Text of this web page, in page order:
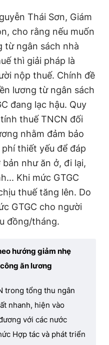
Thái Sơn, Giám
cho rằng nếu muốn
từ ngân sách nhà
thì giải pháp là
nộp thuế. Chính đề
lương từ ngân sách
đang lạc hậu. Quy
thuế TNCN đối
nhằm đảm bảo
thiết yếu để đáp
như ăn ở, đi lại,
Khi mức GTGC
thuế tăng lên. Do
GTGC cho người
đồng/tháng.
hướng giảm nhẹ
ăn lương
trong tổng thu ngân
nhanh, hiện vào
với các nước
Hợp tác và phát triển